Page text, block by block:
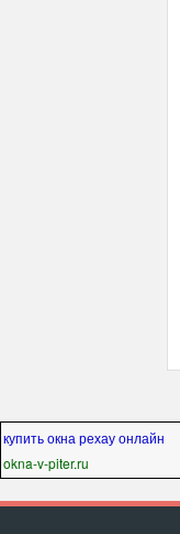
купить окна рехау онлайн
okna-v-piter.ru